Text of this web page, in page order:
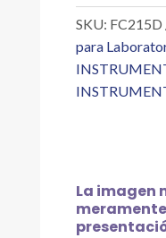
AGUA
FUERZA
IÓNICA
BAJA
SKU: FC215D
para
La imagen